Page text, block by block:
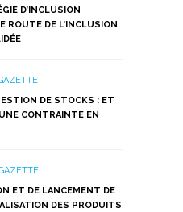
D’INCLUSION
ROUTE DE L’INCLUSION
DE STOCKS : ET
CONTRAINTE EN
ET DE LANCEMENT DE
DES PRODUITS